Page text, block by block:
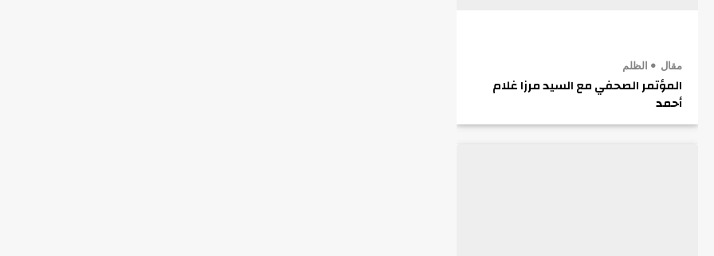
مقال الظلم
المؤتمر الصحفي مع السيد مرزا غلام
أحمد